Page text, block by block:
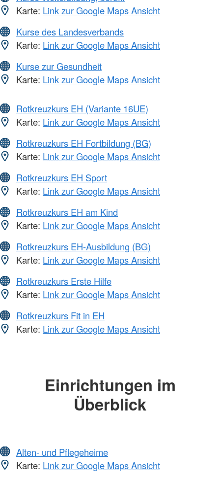
Karte: Link zur Google Maps Ansicht
Kurse des Landesverbands
Karte: Link zur Google Maps Ansicht
Kurse zur Gesundheit
Karte: Link zur Google Maps Ansicht
Rotkreuzkurs EH (Variante 16UE)
Karte: Link zur Google Maps Ansicht
Rotkreuzkurs EH Fortbildung (BG)
Karte: Link zur Google Maps Ansicht
Rotkreuzkurs EH Sport
Karte: Link zur Google Maps Ansicht
Rotkreuzkurs EH am Kind
Karte: Link zur Google Maps Ansicht
Rotkreuzkurs EH-Ausbildung (BG)
Karte: Link zur Google Maps Ansicht
Rotkreuzkurs Erste Hilfe
Karte: Link zur Google Maps Ansicht
Rotkreuzkurs Fit in EH
Karte: Link zur Google Maps Ansicht
Einrichtungen im
Überblick
Alten- und Pflegeheime
Karte: Link zur Google Maps Ansicht